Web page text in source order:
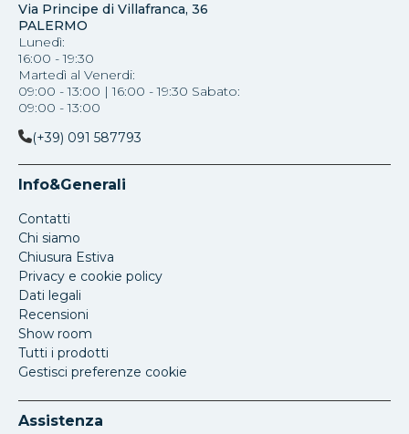
Via Principe di Villafranca, 36
PALERMO
Lunedì:
16:00 - 19:30
Martedì al Venerdi:
09:00 - 13:00 | 16:00 - 19:30 Sabato:
09:00 - 13:00
(+39) 091 587793
Info&Generali
Contatti
Chi siamo
Chiusura Estiva
Privacy e cookie policy
Dati legali
Recensioni
Show room
Tutti i prodotti
Gestisci preferenze cookie
Assistenza